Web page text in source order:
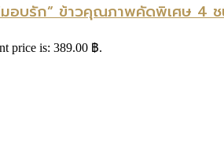
อบรัก” ข้าวคุณภาพคัดพิเศษ 4
price is: 389.00 ฿.